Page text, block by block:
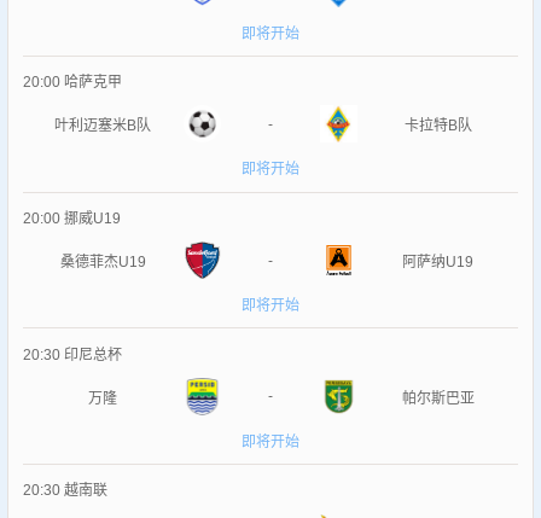
即将开始
20:00 哈萨克甲
叶利迈塞米B队 - 卡拉特B队
即将开始
20:00 挪威U19
桑德菲杰U19 - 阿萨纳U19
即将开始
20:30 印尼总杯
万隆 - 帕尔斯巴亚
即将开始
20:30 越南联